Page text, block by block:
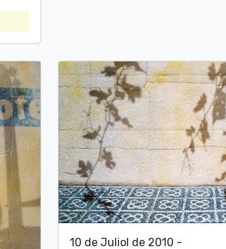
10 de Juliol de 2010 -